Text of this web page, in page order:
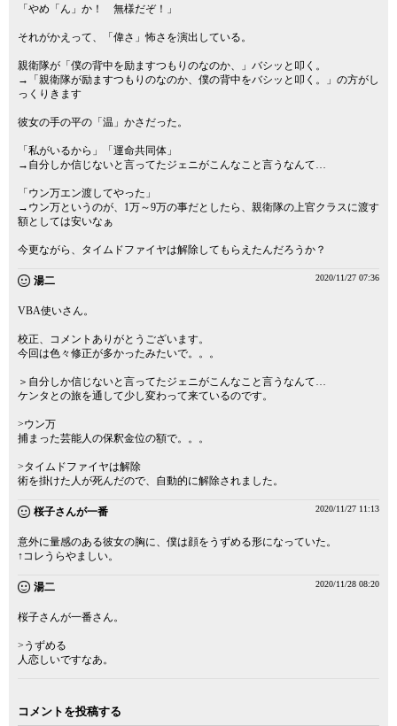
「やめ「ん」か！ 無様だぞ！」
それがかえって、「偉さ」怖さを演出している。
親衛隊が「僕の背中を励ますつもりのなのか、」バシッと叩く。
→「親衛隊が励ますつもりのなのか、僕の背中をバシッと叩く。」の方がし
っくりきます
彼女の手の平の「温」かさだった。
「私がいるから」「運命共同体」
→自分しか信じないと言ってたジェニがこんなこと言うなんて…
「ウン万エン渡してやった」
→ウン万というのが、1万～9万の事だとしたら、親衛隊の上官クラスに渡す
額としては安いなぁ
今更ながら、タイムドファイヤは解除してもらえたんだろうか？
湯二 2020/11/27 07:36
VBA使いさん。
校正、コメントありがとうございます。
今回は色々修正が多かったみたいで。。。
＞自分しか信じないと言ってたジェニがこんなこと言うなんて…
ケンタとの旅を通して少し変わって来ているのです。
>ウン万
捕まった芸能人の保釈金位の額で。。。
>タイムドファイヤは解除
術を掛けた人が死んだので、自動的に解除されました。
桜子さんが一番 2020/11/27 11:13
意外に量感のある彼女の胸に、僕は顔をうずめる形になっていた。
↑コレうらやましい。
湯二 2020/11/28 08:20
桜子さんが一番さん。
>うずめる
人恋しいですなあ。
コメントを投稿する